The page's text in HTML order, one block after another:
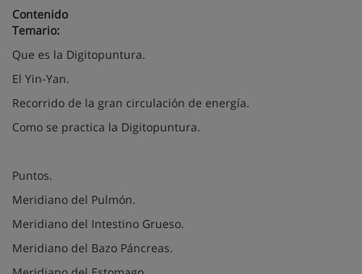
Contenido
Temario:
Que es la Digitopuntura.
El Yin-Yan.
Recorrido de la gran circulación de energía.
Como se practica la Digitopuntura.
Puntos.
Meridiano del Pulmón.
Meridiano del Intestino Grueso.
Meridiano del Bazo Páncreas.